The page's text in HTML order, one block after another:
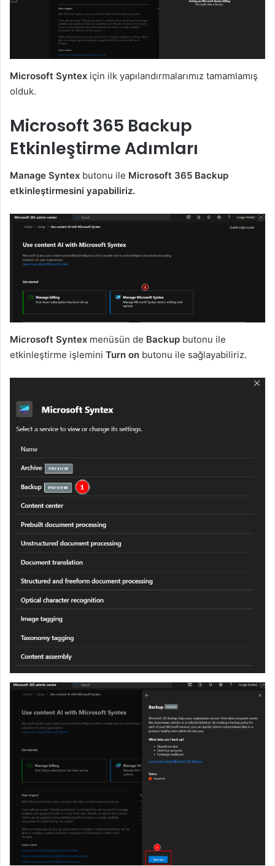
Microsoft Syntex için ilk yapılandırmalarımız tamamlamış
olduk.
Microsoft 365 Backup
Etkinleştirme Adımları
Manage Syntex butonu ile Microsoft 365 Backup
etkinleştirmesini yapabiliriz.
Microsoft Syntex menüsün de Backup butonu ile
etkinleştirme işlemini Turn on butonu ile sağlayabiliriz.